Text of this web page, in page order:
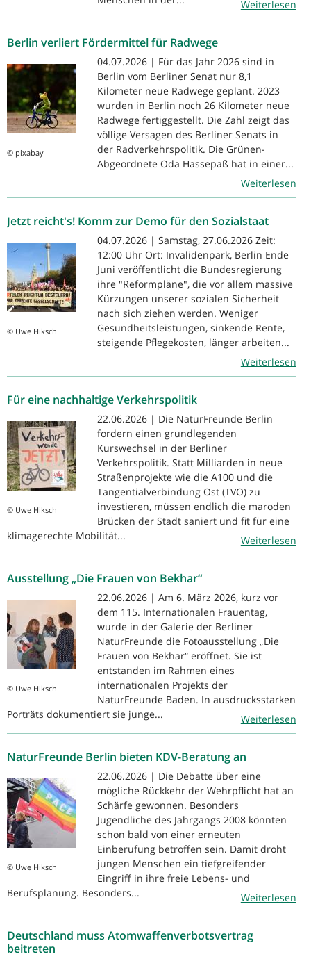
Weiterlesen
Berlin verliert Fördermittel für Radwege
© pixabay
04.07.2026 | Für das Jahr 2026 sind in
Berlin vom Berliner Senat nur 8,1
Kilometer neue Radwege geplant. 2023
wurden in Berlin noch 26 Kilometer neue
Radwege fertiggestellt. Die Zahl zeigt das
völlige Versagen des Berliner Senats in
der Radverkehrspolitik. Die Grünen-
Abgeordnete Oda Hassepaß hat in einer...
Weiterlesen
Jetzt reicht's! Komm zur Demo für den Sozialstaat
© Uwe Hiksch
04.07.2026 | Samstag, 27.06.2026 Zeit:
12:00 Uhr Ort: Invalidenpark, Berlin Ende
Juni veröffentlicht die Bundesregierung
ihre "Reformpläne", die vor allem massive
Kürzungen unserer sozialen Sicherheit
nach sich ziehen werden. Weniger
Gesundheitsleistungen, sinkende Rente,
steigende Pflegekosten, länger arbeiten...
Weiterlesen
Für eine nachhaltige Verkehrspolitik
© Uwe Hiksch
22.06.2026 | Die NaturFreunde Berlin
fordern einen grundlegenden
Kurswechsel in der Berliner
Verkehrspolitik. Statt Milliarden in neue
Straßenprojekte wie die A100 und die
Tangentialverbindung Ost (TVO) zu
investieren, müssen endlich die maroden
Brücken der Stadt saniert und fit für eine
klimagerechte Mobilität...
Weiterlesen
Ausstellung „Die Frauen von Bekhar“
© Uwe Hiksch
22.06.2026 | Am 6. März 2026, kurz vor
dem 115. Internationalen Frauentag,
wurde in der Galerie der Berliner
NaturFreunde die Fotoausstellung „Die
Frauen von Bekhar“ eröffnet. Sie ist
entstanden im Rahmen eines
internationalen Projekts der
NaturFreunde Baden. In ausdrucksstarken
Porträts dokumentiert sie junge...
Weiterlesen
NaturFreunde Berlin bieten KDV-Beratung an
© Uwe Hiksch
22.06.2026 | Die Debatte über eine
mögliche Rückkehr der Wehrpflicht hat an
Schärfe gewonnen. Besonders
Jugendliche des Jahrgangs 2008 könnten
schon bald von einer erneuten
Einberufung betroffen sein. Damit droht
jungen Menschen ein tiefgreifender
Eingriff in ihre freie Lebens- und
Berufsplanung. Besonders...
Weiterlesen
Deutschland muss Atomwaffenverbotsvertrag
beitreten